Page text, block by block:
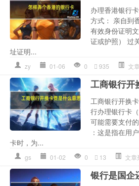
办理香港银行
方式： 亲自到
有效身份证明
证或护照） 过
址证明...
zy 01-06 0 935 文
工商银行开
工商银行开换
行办理银行卡
可能需要支付
：这是指在用
卡时，为...
gs 01-02 0 13 文章
银行是国企